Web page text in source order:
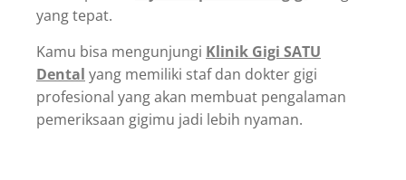
yang tepat.
Kamu bisa mengunjungi Klinik Gigi SATU
Dental yang memiliki staf dan dokter gigi
profesional yang akan membuat pengalaman
pemeriksaan gigimu jadi lebih nyaman.